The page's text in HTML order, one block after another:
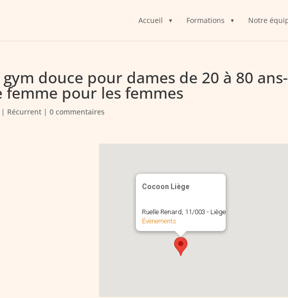
Accueil Formations Notre
douce pour dames de 20 à 80 ans-
femme pour les femmes
| Récurrent |0 commentaires
Cocoon Liège
Ruelle Renard, 11/003 - Liège
Évènements